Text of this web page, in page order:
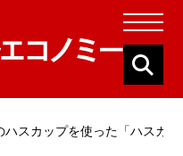
ハスカップを使った「ハスカ